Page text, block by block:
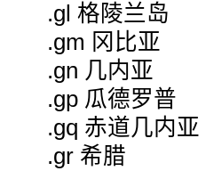
.gl 格陵兰岛
.gm 冈比亚
.gn 几内亚
.gp 瓜德罗普
.gq 赤道几内亚
.gr 希腊